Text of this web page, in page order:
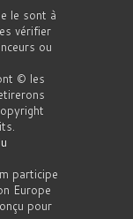
le sont à
vérifier
ou
© les
participe
Europe
pour